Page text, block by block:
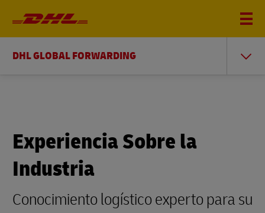
DHL GLOBAL FORWARDING
Experiencia Sobre la
Industria
Conocimiento logístico experto para su